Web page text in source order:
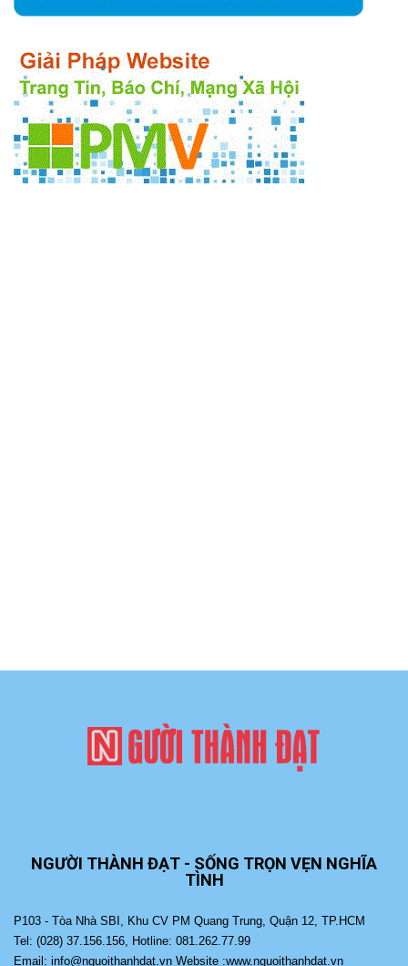
NGƯỜI THÀNH ĐẠT - SỐNG TRỌN VẸN NGHĨA
TÌNH
P103 - Tòa Nhà SBI, Khu CV PM Quang Trung, Quận 12, TP.HCM
Tel: (028) 37.156.156, Hotline: 081.262.77.99
Email: info@nguoithanhdat.vn Website :www.nguoithanhdat.vn